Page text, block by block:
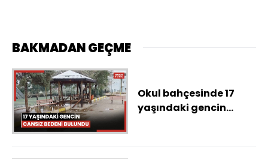
BAKMADAN GEÇME
Okul bahçesinde 17
yaşındaki gencin